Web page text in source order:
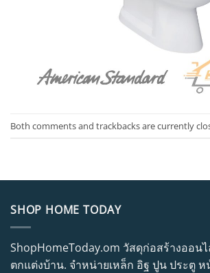
Both comments and trackbacks are currently
SHOP HOME TODAY
ShopHomeToday.om วัสดุก่อสร้างออน
ตกแต่งบ้าน. จำหน่ายเหล็ก อิฐ ปูน ประตู